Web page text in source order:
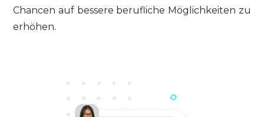
Chancen auf bessere berufliche Möglichkeiten zu
erhöhen.